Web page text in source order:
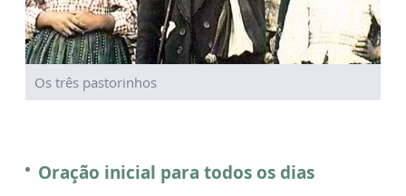
Os três pastorinhos
Oração inicial para todos os dias